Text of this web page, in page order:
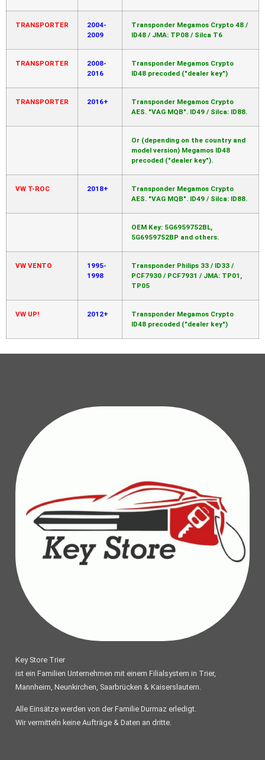
TRANSPORTER
2004-
2009
Transponder Megamos Crypto 48 /
ID48 / JMA: TP08 / Silca T6
TRANSPORTER
2008-
2016
Transponder Megamos Crypto
ID48 precoded ("dealer key")
TRANSPORTER 2016+
Transponder Megamos Crypto
AES. "VAG MQB". ID49 / Silca: ID88.
Or (depending on the country and
model version) Megamos ID48
precoded ("dealer key").
VW T-ROC 2018+
Transponder Megamos Crypto
AES. "VAG MQB". ID49 / Silca: ID88.
OEM Key: 5G6959752BL,
5G6959752BP and others.
VW VENTO
1995-
1998
Transponder Philips 33 / ID33 /
PCF7930 / PCF7931 / JMA: TP01,
TP05
VW UP! 2012+
Transponder Megamos Crypto
ID48 precoded ("dealer key")
Key Store Trier
ist ein Familien Unternehmen mit einem Filialsystem in Trier,
Mannheim, Neunkirchen, Saarbrücken & Kaiserslautern.
Alle Einsätze werden von der Familie Durmaz erledigt.
Wir vermitteln keine Aufträge & Daten an dritte.